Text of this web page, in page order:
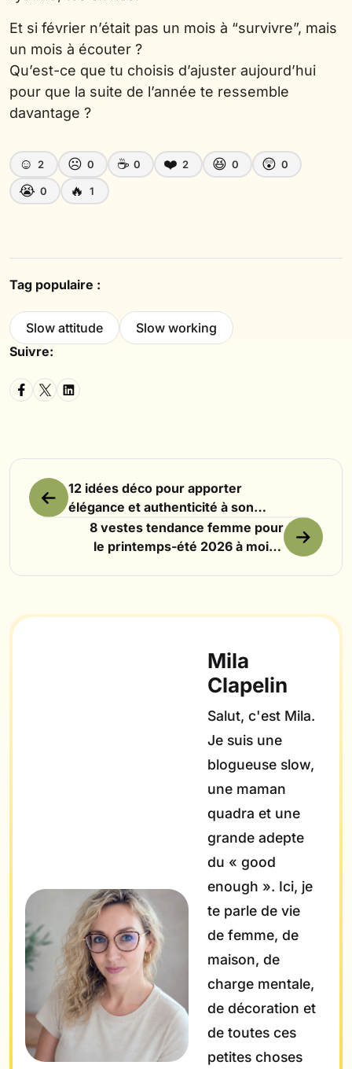
Et si février n’était pas un mois à “survivre”, mais
un mois à écouter ?
Qu’est-ce que tu choisis d’ajuster aujourd’hui
pour que la suite de l’année te ressemble
davantage ?
☺️ 2 ☹️ 0 ☕ 0 ❤️ 2 😆 0 😲 0
😭 0 🔥 1
Tag populaire :
Slow attitude
Slow working
Suivre:
12 idées déco pour apporter
élégance et authenticité à son
intérieur
8 vestes tendance femme pour
le printemps-été 2026 à moins
Mila
Clapelin
Salut, c'est Mila.
Je suis une
blogueuse slow,
une maman
quadra et une
grande adepte
du « good
enough ». Ici, je
te parle de vie
de femme, de
maison, de
charge mentale,
de décoration et
de toutes ces
petites choses